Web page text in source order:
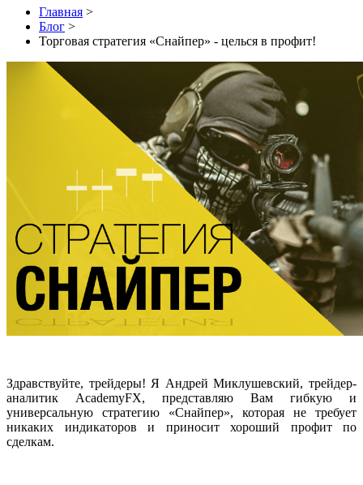
Главная >
Блог >
Торговая стратегия «Снайпер» - целься в профит!
Здравствуйте, трейдеры! Я Андрей Миклушевский, трейдер-
аналитик AcademyFX, представляю Вам гибкую и
универсальную стратегию «Снайпер», которая не требует
никаких индикаторов и приносит хороший профит по
сделкам.